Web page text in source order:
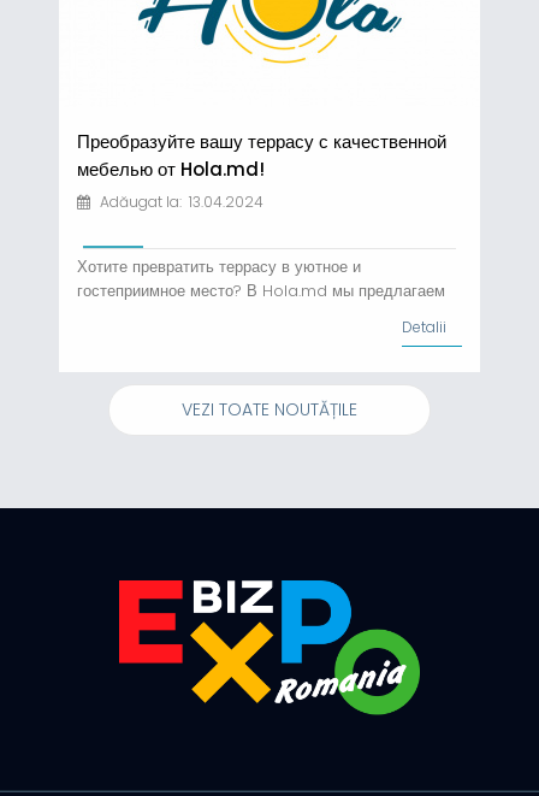
Преобразуйте вашу террасу с качественной
мебелью от Hola.md!
Adăugat la: 13.04.2024
Хотите превратить террасу в уютное и
гостеприимное место? В Hola.md мы предлагаем
включая угловые диваны, мебель для террасы и
с нашим выбором комфортных угловых диванов,
элегантных столов для террасы и прочных
садовых стульев, идеальных для создания...
Detalii
VEZI TOATE NOUTĂȚILE